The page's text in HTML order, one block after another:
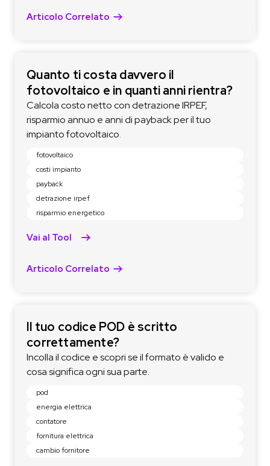
Articolo Correlato
Quanto ti costa davvero il
fotovoltaico e in quanti anni rientra?
Calcola costo netto con detrazione IRPEF,
risparmio annuo e anni di payback per il tuo
impianto fotovoltaico.
fotovoltaico
costi impianto
payback
detrazione irpef
risparmio energetico
Vai al Tool
Articolo Correlato
Il tuo codice POD è scritto
correttamente?
Incolla il codice e scopri se il formato è valido e
cosa significa ogni sua parte.
pod
energia elettrica
contatore
fornitura elettrica
cambio fornitore